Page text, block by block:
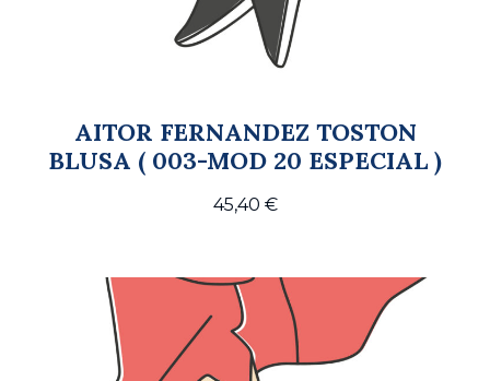
AITOR FERNANDEZ TOSTON
BLUSA ( 003-MOD 20 ESPECIAL )
45,40 €